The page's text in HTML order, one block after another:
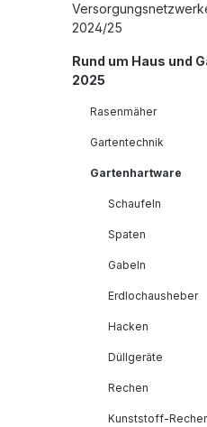
2024/25
Rund um Haus und
2025
Rasenmäher
Gartentechnik
Gartenhartware
Schaufeln
Spaten
Gabeln
Erdlochausheber
Hacken
Düllgeräte
Rechen
Kunststoff-